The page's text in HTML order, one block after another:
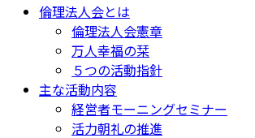
倫理法人会とは
倫理法人会憲章
万人幸福の栞
５つの活動指針
主な活動内容
経営者モーニングセミナー
活力朝礼の推進